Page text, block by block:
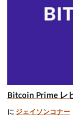
Bitcoin Prime レ
に ジェイソンコナー